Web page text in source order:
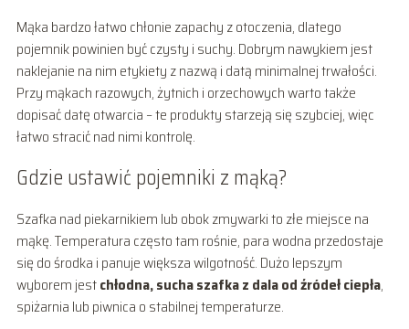
Mąka bardzo łatwo chłonie zapachy z otoczenia, dlatego
pojemnik powinien być czysty i suchy. Dobrym nawykiem jest
naklejanie na nim etykiety z nazwą i datą minimalnej trwałości.
Przy mąkach razowych, żytnich i orzechowych warto także
dopisać datę otwarcia – te produkty starzeją się szybciej, więc
łatwo stracić nad nimi kontrolę.
Gdzie ustawić pojemniki z mąką?
Szafka nad piekarnikiem lub obok zmywarki to złe miejsce na
mąkę. Temperatura często tam rośnie, para wodna przedostaje
się do środka i panuje większa wilgotność. Dużo lepszym
wyborem jestchłodna, sucha szafka z dala od źródeł ciepła,
spiżarnia lub piwnica o stabilnej temperaturze.